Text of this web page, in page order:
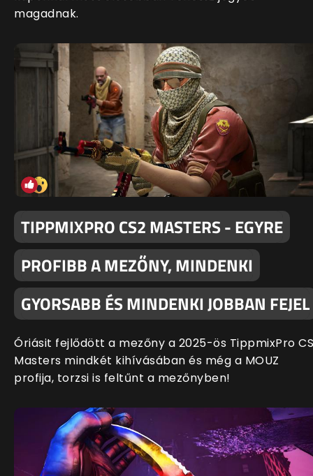
magadnak.
TIPPMIXPRO CS2 MASTERS - EGYRE
PROFIBB A MEZŐNY, MINDENKI
GYORSABB ÉS MINDENKI JOBBAN FEJEL
Óriásit fejlődött a mezőny a 2025-ös TippmixPro
Masters mindkét kihívásában és még a MOUZ
profija, torzsi is feltűnt a mezőnyben!